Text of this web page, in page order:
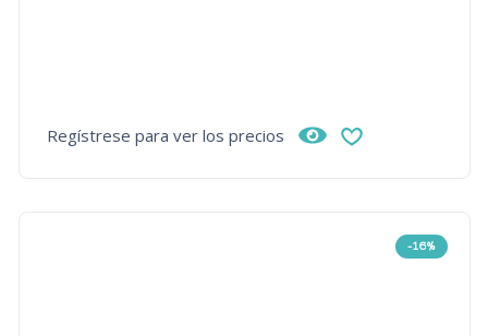
Regístrese para ver los precios
-16%